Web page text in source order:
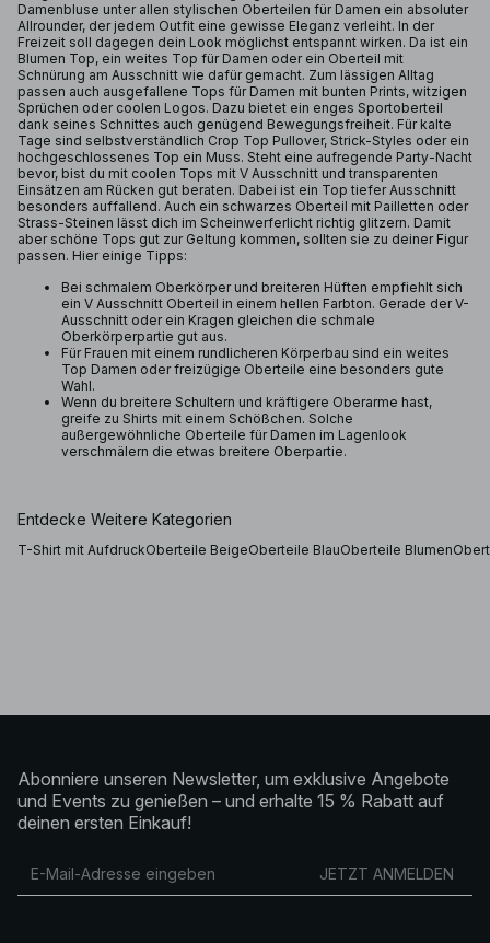
Damenbluse unter allen stylischen Oberteilen für Damen ein absoluter
Allrounder, der jedem Outfit eine gewisse Eleganz verleiht. In der
Freizeit soll dagegen dein Look möglichst entspannt wirken. Da ist ein
Blumen Top, ein weites Top für Damen oder ein Oberteil mit
Schnürung am Ausschnitt wie dafür gemacht. Zum lässigen Alltag
passen auch ausgefallene Tops für Damen mit bunten Prints, witzigen
Sprüchen oder coolen Logos. Dazu bietet ein enges Sportoberteil
dank seines Schnittes auch genügend Bewegungsfreiheit. Für kalte
Tage sind selbstverständlich Crop Top Pullover, Strick-Styles oder ein
hochgeschlossenes Top ein Muss. Steht eine aufregende Party-Nacht
bevor, bist du mit coolen Tops mit V Ausschnitt und transparenten
Einsätzen am Rücken gut beraten. Dabei ist ein Top tiefer Ausschnitt
besonders auffallend. Auch ein schwarzes Oberteil mit Pailletten oder
Strass-Steinen lässt dich im Scheinwerferlicht richtig glitzern. Damit
aber schöne Tops gut zur Geltung kommen, sollten sie zu deiner Figur
passen. Hier einige Tipps:
Bei schmalem Oberkörper und breiteren Hüften empfiehlt sich
ein V Ausschnitt Oberteil in einem hellen Farbton. Gerade der V-
Ausschnitt oder ein Kragen gleichen die schmale
Oberkörperpartie gut aus.
Für Frauen mit einem rundlicheren Körperbau sind ein weites
Top Damen oder freizügige Oberteile eine besonders gute
Wahl.
Wenn du breitere Schultern und kräftigere Oberarme hast,
greife zu Shirts mit einem Schößchen. Solche
außergewöhnliche Oberteile für Damen im Lagenlook
verschmälern die etwas breitere Oberpartie.
Entdecke Weitere Kategorien
T-Shirt mit AufdruckOberteile BeigeOberteile BlauOberteile Blumen
Abonniere unseren Newsletter, um exklusive Angebote
und Events zu genießen – und erhalte 15 % Rabatt auf
deinen ersten Einkauf!
JETZT ANMELDEN